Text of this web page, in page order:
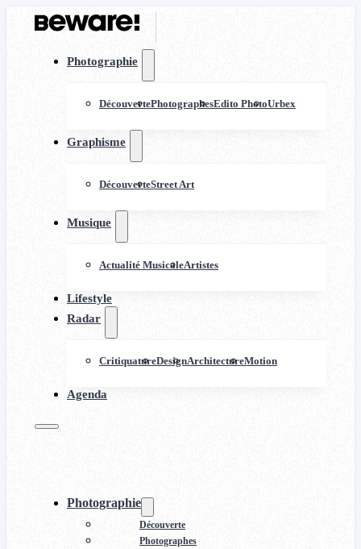
Photographie
DécouvertePhotographesEdito PhotoUrbex
Graphisme
DécouverteStreet Art
Musique
Actualité MusicaleArtistes
Lifestyle
Radar
CritiquatureDesignArchitectureMotion
Agenda
Photographie
Découverte
Photographes